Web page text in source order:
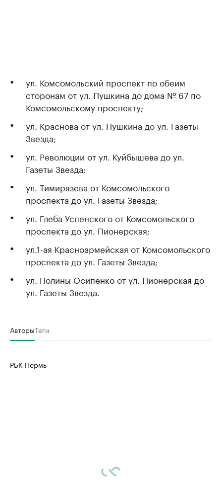
ул. Комсомольский проспект по обеим
сторонам от ул. Пушкина до дома № 67 по
Комсомольскому проспекту;
ул. Краснова от ул. Пушкина до ул. Газеты
Звезда;
ул. Революции от ул. Куйбышева до ул.
Газеты Звезда;
ул. Тимирязева от Комсомольского
проспекта до ул. Газеты Звезда;
ул. Глеба Успенского от Комсомольского
проспекта до ул. Пионерская;
ул.1-ая Красноармейская от Комсомольского
проспекта до ул. Газеты Звезда;
ул. Полины Осипенко от ул. Пионерская до
ул. Газеты Звезда.
АвторыТеги
РБК Пермь